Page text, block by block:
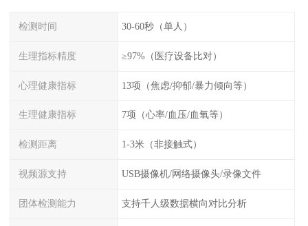
检测时间 30-60秒（单人）
生理指标精度 ≥97%（医疗设备比对）
心理健康指标 13项（焦虑/抑郁/暴力倾向等）
生理健康指标 7项（心率/血压/血氧等）
检测距离 1-3米（非接触式）
视频源支持 USB摄像机/网络摄像头/录像文件
团体检测能力 支持千人级数据横向对比分析